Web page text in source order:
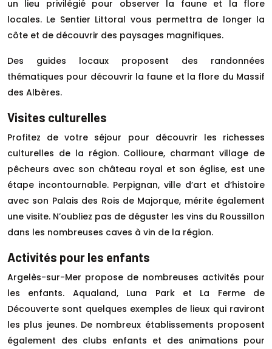
un lieu privilégié pour observer la faune et la flore
locales. Le Sentier Littoral vous permettra de longer la
côte et de découvrir des paysages magnifiques.
Des guides locaux proposent des randonnées
thématiques pour découvrir la faune et la flore du Massif
des Albères.
Visites culturelles
Profitez de votre séjour pour découvrir les richesses
culturelles de la région. Collioure, charmant village de
pêcheurs avec son château royal et son église, est une
étape incontournable. Perpignan, ville d’art et d’histoire
avec son Palais des Rois de Majorque, mérite également
une visite. N’oubliez pas de déguster les vins du Roussillon
dans les nombreuses caves à vin de la région.
Activités pour les enfants
Argelès-sur-Mer propose de nombreuses activités pour
les enfants. Aqualand, Luna Park et La Ferme de
Découverte sont quelques exemples de lieux qui raviront
les plus jeunes. De nombreux établissements proposent
également des clubs enfants et des animations pour